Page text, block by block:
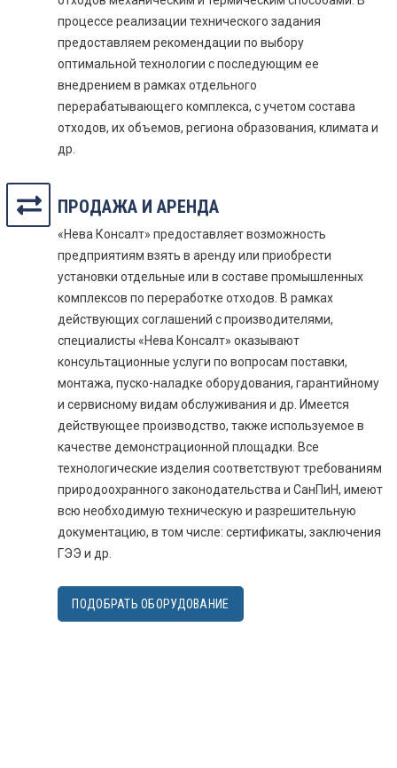
процессе реализации технического задания
предоставляем рекомендации по выбору
оптимальной технологии с последующим ее
внедрением в рамках отдельного
перерабатывающего комплекса, с учетом состава
отходов, их объемов, региона образования, климата и
др.
ПРОДАЖА И АРЕНДА
«Нева Консалт» предоставляет возможность
предприятиям взять в аренду или приобрести
установки отдельные или в составе промышленных
комплексов по переработке отходов. В рамках
действующих соглашений с производителями,
специалисты «Нева Консалт» оказывают
консультационные услуги по вопросам поставки,
монтажа, пуско-наладке оборудования, гарантийному
и сервисному видам обслуживания и др. Имеется
действующее производство, также используемое в
качестве демонстрационной площадки. Все
технологические изделия соответствуют требованиям
природоохранного законодательства и СанПиН, имеют
всю необходимую техническую и разрешительную
документацию, в том числе: сертификаты, заключения
ГЭЭ и др.
ПОДОБРАТЬ ОБОРУДОВАНИЕ